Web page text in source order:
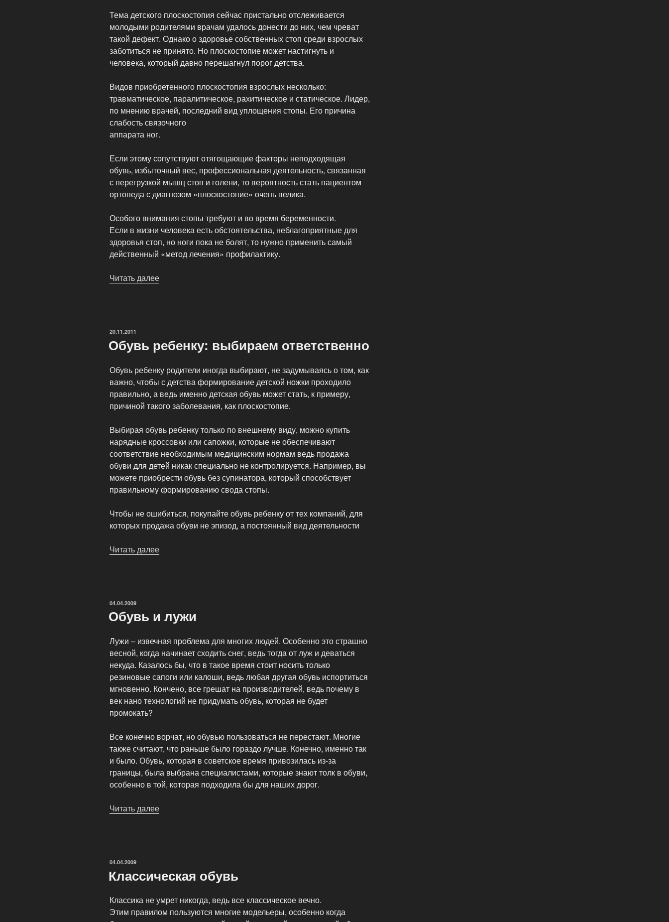
Тема детского плоскостопия сейчас пристально отслеживается
молодыми родителями врачам удалось донести до них, чем чреват
такой дефект. Однако о здоровье собственных стоп среди взрослых
заботиться не принято. Но плоскостопие может настигнуть и
человека, который давно перешагнул порог детства.
Видов приобретенного плоскостопия взрослых несколько:
травматическое, паралитическое, рахитическое и статическое. Лидер,
по мнению врачей, последний вид уплощения стопы. Его причина
слабость связочного
аппарата ног.
Если этому сопутствуют отягощающие факторы неподходящая
обувь, избыточный вес, профессиональная деятельность, связанная
с перегрузкой мышц стоп и голени, то вероятность стать пациентом
ортопеда с диагнозом «плоскостопие» очень велика.
Особого внимания стопы требуют и во время беременности.
Если в жизни человека есть обстоятельства, неблагоприятные для
здоровья стоп, но ноги пока не болят, то нужно применить самый
действенный «метод лечения» профилактику.
Читать далее
обуви»
ОПУБЛИКОВАНО
20.11.2011
Обувь ребенку: выбираем ответственно
Обувь ребенку родители иногда выбирают, не задумываясь о том, как
важно, чтобы с детства формирование детской ножки проходило
правильно, а ведь именно детская обувь может стать, к примеру,
причиной такого заболевания, как плоскостопие.
Выбирая обувь ребенку только по внешнему виду, можно купить
нарядные кроссовки или сапожки, которые не обеспечивают
соответствие необходимым медицинским нормам ведь продажа
обуви для детей никак специально не контролируется. Например, вы
можете приобрести обувь без супинатора, который способствует
правильному формированию свода стопы.
Чтобы не ошибиться, покупайте обувь ребенку от тех компаний, для
которых продажа обуви не эпизод, а постоянный вид деятельности
Читать далее
ОПУБЛИКОВАНО
04.04.2009
Обувь и лужи
Лужи – извечная проблема для многих людей. Особенно это страшно
весной, когда начинает сходить снег, ведь тогда от луж и деваться
некуда. Казалось бы, что в такое время стоит носить только
резиновые сапоги или калоши, ведь любая другая обувь испортиться
мгновенно. Кончено, все грешат на производителей, ведь почему в
век нано технологий не придумать обувь, которая не будет
промокать?
Все конечно ворчат, но обувью пользоваться не перестают. Многие
также считают, что раньше было гораздо лучше. Конечно, именно так
и было. Обувь, которая в советское время привозилась из-за
границы, была выбрана специалистами, которые знают толк в обуви,
особенно в той, которая подходила бы для наших дорог.
Читать далее
ОПУБЛИКОВАНО
04.04.2009
Классическая обувь
Классика не умрет никогда, ведь все классическое вечно.
Этим правилом пользуются многие модельеры, особенно когда